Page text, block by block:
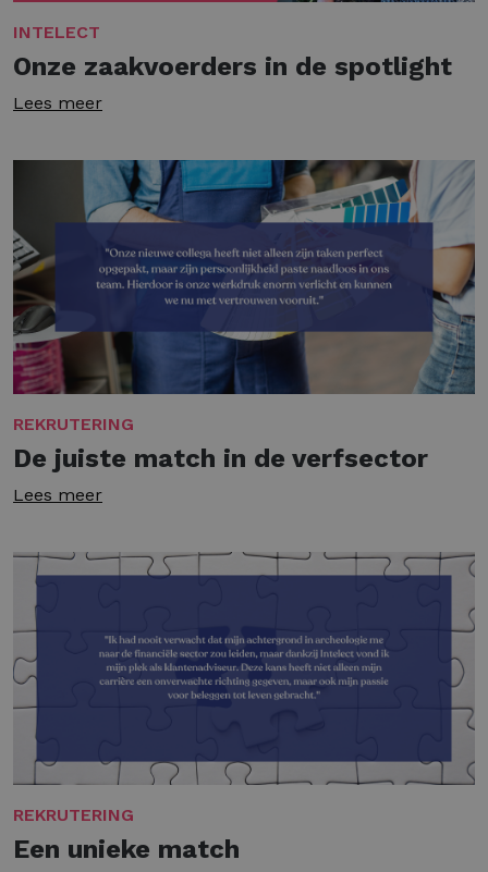
INTELECT
Onze zaakvoerders in de spotlight
Lees meer
REKRUTERING
De juiste match in de verfsector
Lees meer
REKRUTERING
Een unieke match